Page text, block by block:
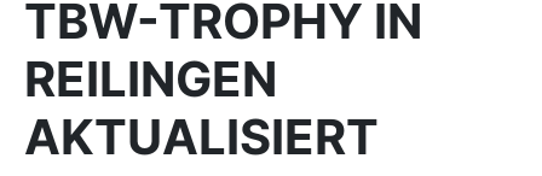
TBW-TROPHY IN
REILINGEN
AKTUALISIERT